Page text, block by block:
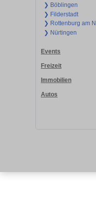
❯ Böblingen
❯ Filderstadt
❯ Rottenburg am
❯ Nürtingen
Events
Freizeit
Immobilien
Autos